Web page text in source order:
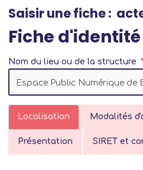
Saisir une fiche :
Fiche
Nom du lieu ou de la structure
Localisation Modalités
Présentation SIRET et